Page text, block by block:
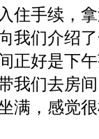
住手续，
我们介绍
正好是下
我们去房
满，感觉